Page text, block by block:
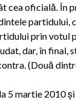
cea oficială. În
partidului,
prin votul
dar, în final,
(Două
5 martie 2010